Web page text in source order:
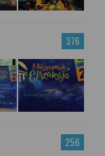
376
256